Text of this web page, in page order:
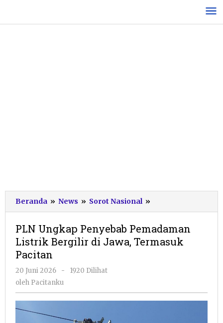
konten
Beranda » News » Sorot Nasional »
Ungkap
Pemadaman
Listrik
Pacitan
PLN Ungkap Penyebab Pemadaman
Listrik Bergilir di Jawa, Termasuk
Pacitan
20 Juni 2026
oleh
Pacitanku
-
1920 Dilihat
oleh Pacitanku